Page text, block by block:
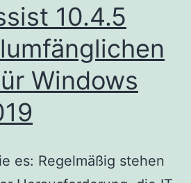
10.4.5
Windows
es: Regelmäßig stehen